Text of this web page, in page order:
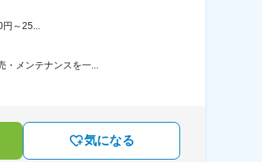
円～25...
・メンテナンスを一...
気になる